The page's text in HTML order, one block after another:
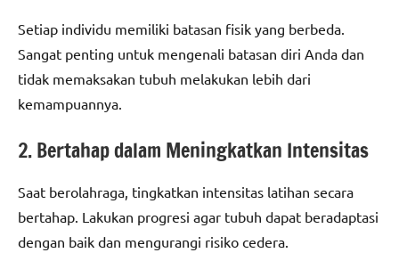
Setiap individu memiliki batasan fisik yang berbeda.
Sangat penting untuk mengenali batasan diri Anda dan
tidak memaksakan tubuh melakukan lebih dari
kemampuannya.
2. Bertahap dalam Meningkatkan Intensitas
Saat berolahraga, tingkatkan intensitas latihan secara
bertahap. Lakukan progresi agar tubuh dapat beradaptasi
dengan baik dan mengurangi risiko cedera.